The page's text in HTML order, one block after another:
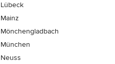
Lübeck
Mainz
Mönchen­gladbach
München
Neuss